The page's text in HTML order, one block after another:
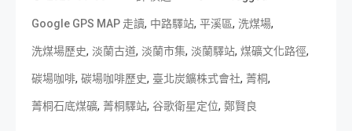
Google GPS MAP 走讀, 中路驛站, 平溪區, 洗煤場,
洗煤場歷史, 淡蘭古道, 淡蘭市集, 淡蘭驛站, 煤礦文化路徑,
碳場咖啡, 碳場咖啡歷史, 臺北炭鑛株式會社, 菁桐,
菁桐石底煤礦, 菁桐驛站, 谷歌衛星定位, 鄭賢良